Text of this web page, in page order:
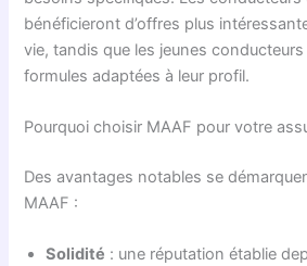
bénéficieront d’offres plus
vie, tandis que les jeunes
formules adaptées à leur profil.
Pourquoi choisir MAAF pour votre
Des avantages notables se
MAAF :
Solidité : une réputation établie